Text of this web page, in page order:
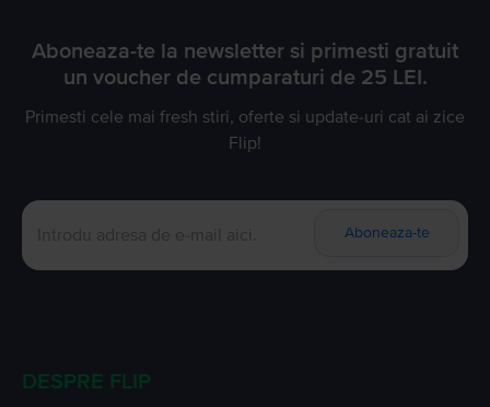
Aboneaza-te la newsletter si primesti gratuit
un voucher de cumparaturi de 25 LEI.
Primesti cele mai fresh stiri, oferte si update-uri cat ai zice
Flip!
Aboneaza-te
DESPRE FLIP